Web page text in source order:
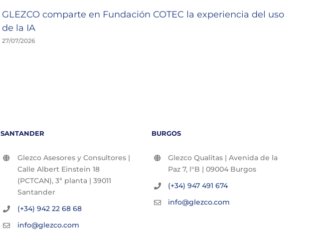
GLEZCO comparte en Fundación COTEC la experiencia del uso
de la IA
27/07/2026
SANTANDER
Glezco Asesores y Consultores |
Calle Albert Einstein 18
(PCTCAN), 3ª planta | 39011
Santander
(+34) 942 22 68 68
info@glezco.com
BURGOS
Glezco Qualitas | Avenida de la
Paz 7, l°B | 09004 Burgos
(+34) 947 491 674
info@glezco.com